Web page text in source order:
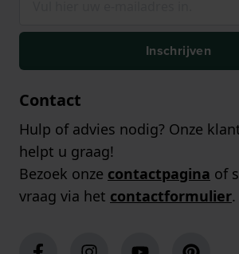
Inschrijven
Contact
Hulp of advies nodig? Onze
helpt u graag!
Bezoek onze contactpagina of
vraag via het contactformulier.